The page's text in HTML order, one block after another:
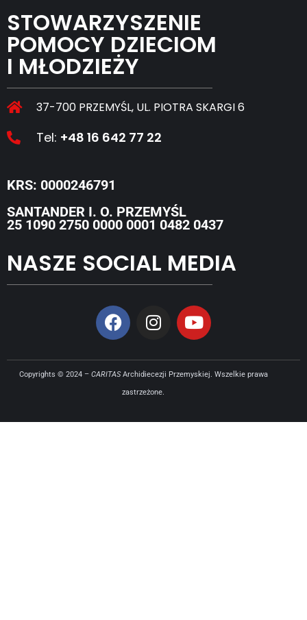
STOWARZYSZENIE
POMOCY DZIECIOM
I MŁODZIEŻY
37-700 PRZEMYŚL, UL. PIOTRA SKARGI 6
Tel: +48 16 642 77 22
KRS: 0000246791
SANTANDER I. O. PRZEMYŚL
25 1090 2750 0000 0001 0482 0437
NASZE SOCIAL MEDIA
Copyrights © 2024 – CARITASArchidiecezji Przemyskiej. Wszelkie prawa
zastrzeżone.